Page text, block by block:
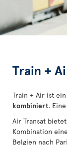
Train +
Train + Air ist
kombiniert.
Air Transat
Kombination
Belgien nach